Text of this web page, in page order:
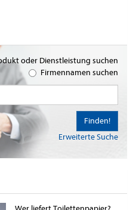
oder Dienstleistung suchen
Firmennamen suchen
Erweiterte Suche
Finden!